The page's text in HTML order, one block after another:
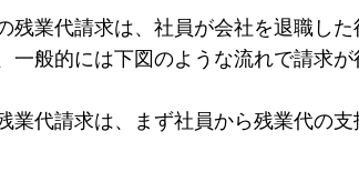
残業代請求は、社員が会社を退職し
一般的には下図のような流れで請求が
業代請求は、まず社員から残業代の